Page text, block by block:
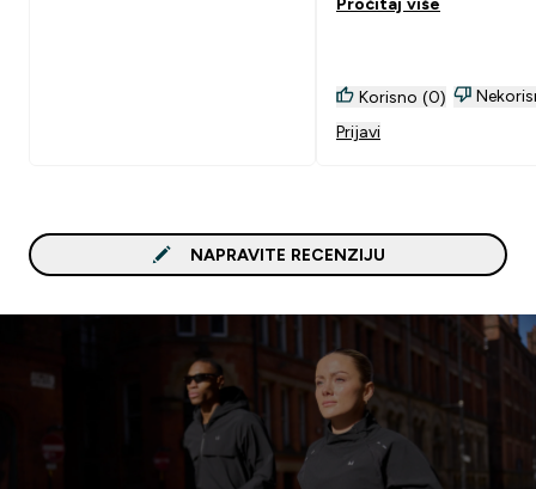
Korisno (0)
Prijavi
NAPRAVITE RECENZIJU